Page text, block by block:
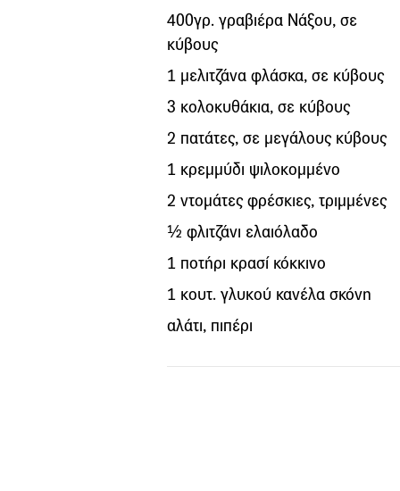
400γρ. γραβιέρα Νάξου, σε
κύβους
1 μελιτζάνα φλάσκα, σε κύβους
3 κολοκυθάκια, σε κύβους
2 πατάτες, σε μεγάλους κύβους
1 κρεμμύδι ψιλοκομμένο
2 ντομάτες φρέσκιες, τριμμένες
½ φλιτζάνι ελαιόλαδο
1 ποτήρι κρασί κόκκινο
1 κουτ. γλυκού κανέλα σκόνη
αλάτι, πιπέρι